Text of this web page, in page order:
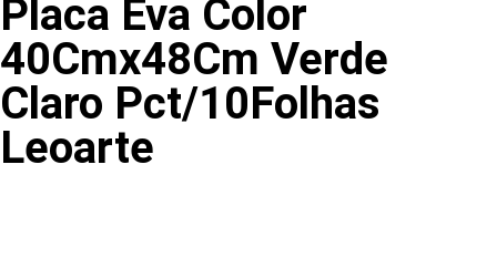
Placa Eva Color
40Cmx48Cm Verde
Claro Pct/10Folhas
Leoarte